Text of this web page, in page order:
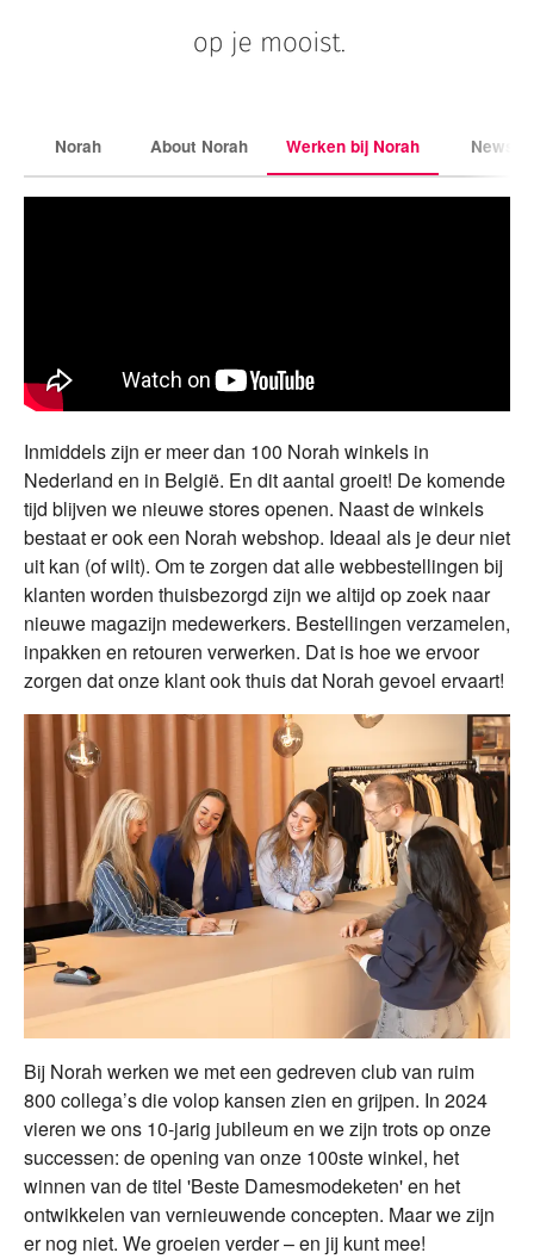
Norah About Norah Werken bij Norah News
Inmiddels zijn er meer dan 100 Norah winkels in
Nederland en in België. En dit aantal groeit! De komende
tijd blijven we nieuwe stores openen. Naast de winkels
bestaat er ook een Norah webshop. Ideaal als je deur niet
uit kan (of wilt). Om te zorgen dat alle webbestellingen bij
klanten worden thuisbezorgd zijn we altijd op zoek naar
nieuwe magazijn medewerkers. Bestellingen verzamelen,
inpakken en retouren verwerken. Dat is hoe we ervoor
zorgen dat onze klant ook thuis dat Norah gevoel ervaart!
Bij Norah werken we met een gedreven club van ruim
800 collega’s die volop kansen zien en grijpen. In 2024
vieren we ons 10-jarig jubileum en we zijn trots op onze
successen: de opening van onze 100ste winkel, het
winnen van de titel 'Beste Damesmodeketen' en het
ontwikkelen van vernieuwende concepten. Maar we zijn
er nog niet. We groeien verder – en jij kunt mee!